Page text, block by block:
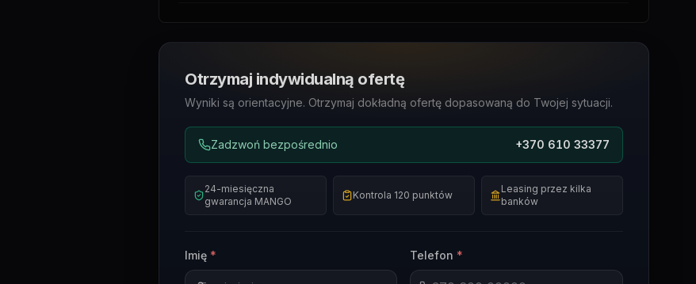
Otrzymaj indywidualną ofertę
Wyniki są orientacyjne. Otrzymaj dokładną ofertę dopasowaną do Twojej sytuacji.
Zadzwoń bezpośrednio +370 610 33377
24-miesięczna
gwarancja MANGO
Kontrola 120 punktów
Leasing przez kilka
banków
Imię * Telefon *